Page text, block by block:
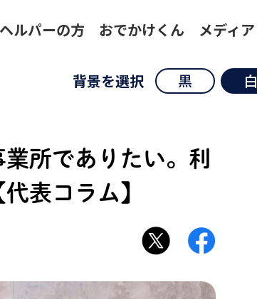
ヘルパーの方 おでかけくん メディア
背景を選択 黒 白
所でありたい。利
表コラム】